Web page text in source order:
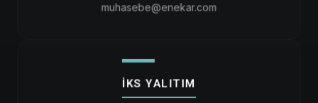
muhasebe@enekar.com
İKS YALITIM